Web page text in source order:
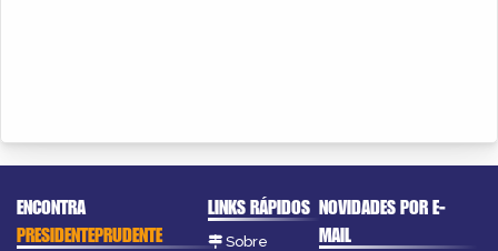
ENCONTRA
PRESIDENTEPRUDENTE
LINKS RÁPIDOS
Sobre
NOVIDADES POR E-
MAIL